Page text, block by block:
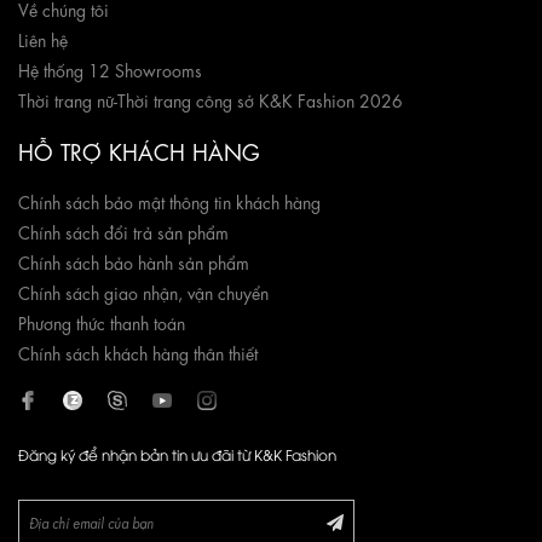
Về chúng tôi
Liên hệ
Hệ thống 12 Showrooms
Thời trang nữ-Thời trang công sở K&K Fashion 2026
HỖ TRỢ KHÁCH HÀNG
Chính sách bảo mật thông tin khách hàng
Chính sách đổi trả sản phẩm
Chính sách bảo hành sản phẩm
Chính sách giao nhận, vận chuyển
Phương thức thanh toán
Chính sách khách hàng thân thiết
Đăng ký để nhận bản tin ưu đãi từ K&K Fashion